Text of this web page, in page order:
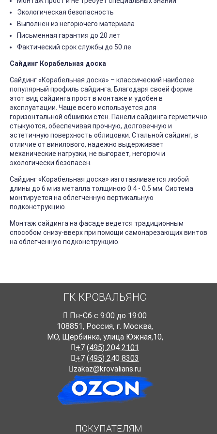
Экологическая безопасность
Выполнен из негорючего материала
Письменная гарантия до 20 лет
Фактический срок службы до 50 ле
Сайдинг Корабельная доска
Сайдинг «Корабельная доска» – классический наиболее
популярный профиль сайдинга. Благодаря своей форме
этот вид сайдинга прост в монтаже и удобен в
эксплуатации. Чаще всего используется для
горизонтальной обшивки стен. Панели сайдинга герметично
стыкуются, обеспечивая прочную, долговечную и
эстетичную поверхность облицовки. Стальной сайдинг, в
отличие от винилового, надежно выдерживает
механические нагрузки, не выгорает, негорюч и
экологически безопасен.
Сайдинг «Корабельная доска» изготавливается любой
длины до 6 м из металла толщиною 0.4 - 0.5 мм. Система
монтируется на облегченную вертикальную
подконструкцию.
Монтаж сайдинга на фасаде ведется традиционным
способом снизу-вверх при помощи самонарезающих винтов
на облегченную подконструкцию.
ГК КРОВАЛЬЯНС
Пн-Cб с 9:00 до 19:00
108851, Россия, г. Москва,
МО, Щербинка, улица Южная,10,
+7 (495) 204 2101
+7 (495) 240 8303
zakaz@krovalians.ru
ПОКУПАТЕЛЯМ